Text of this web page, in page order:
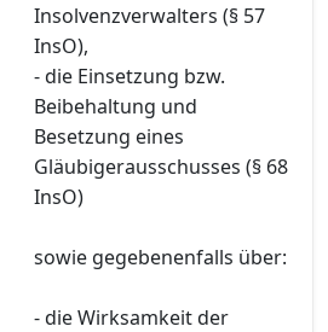
Insolvenzverwalters (§ 57
InsO),
- die Einsetzung bzw.
Beibehaltung und
Besetzung eines
Gläubigerausschusses (§ 68
InsO)
sowie gegebenenfalls über:
- die Wirksamkeit der